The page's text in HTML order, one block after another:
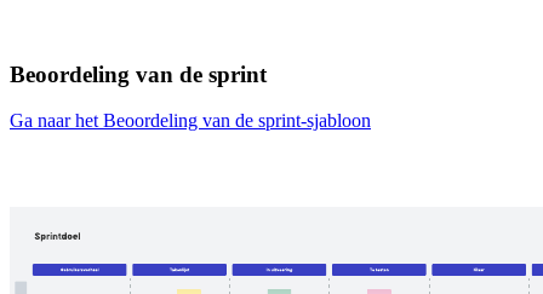
Beoordeling van de sprint
Ga naar het Beoordeling van de sprint-sjabloon